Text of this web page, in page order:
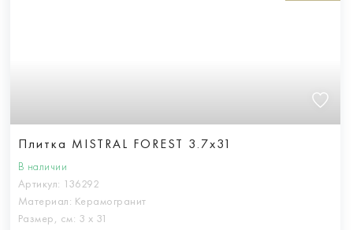
Плитка MISTRAL FOREST 3.7x31
В наличии
Артикул: 136292
Материал: Керамогранит
Размер, см: 3 х 31